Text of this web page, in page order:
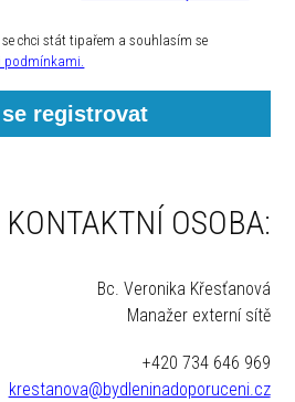
chci stát tipařem a souhlasím se
podmínkami.
registrovat
KONTAKTNÍ OSOBA:
Bc. Veronika Křesťanová
Manažer externí sítě
+420 734 646 969
krestanova@bydleninadoporuceni.cz